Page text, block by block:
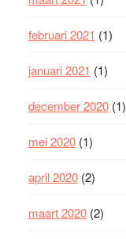
februari 2021 (1)
januari 2021 (1)
december 2020(1)
mei 2020(1)
april 2020(2)
maart 2020(2)